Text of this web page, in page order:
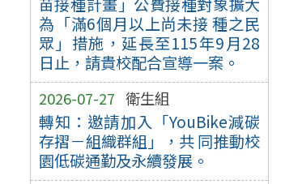
為「滿6個月以上尚未接 種之民
眾」措施，延長至115年9月28
日止，請貴校配合宣導一案。
2026-07-27 衛生組
轉知：邀請加入「YouBike減碳
存摺－組織群組」，共 同推動校
園低碳通勤及永續發展。